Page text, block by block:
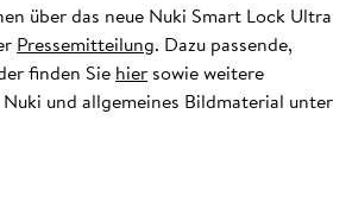
über das neue Nuki Smart Lock Ultra
Pressemitteilung. Dazu passende,
finden Sie hiersowie weitere
und allgemeines Bildmaterial unter